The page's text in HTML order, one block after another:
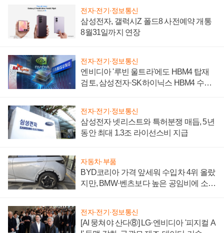
전자·전기·정보통신
삼성전자, 갤럭시Z 폴드8 사전예약 개통
8월31일까지 연장
전자·전기·정보통신
엔비디아 '루빈 울트라'에도 HBM4 탑재
검토, 삼성전자·SK하이닉스 HBM4 수율
전자·전기·정보통신
삼성전자 넷리스트와 특허분쟁 매듭, 5년
동안 최대 1.3조 라이선스비 지급
자동차·부품
BYD코리아 가격 앞세워 수입차 4위 올랐
지만, BMW·벤츠보다 높은 공임비에 소비
전자·전기·정보통신
[AI 뭉쳐야 산다⑧] LG·엔비디아 '피지컬 A